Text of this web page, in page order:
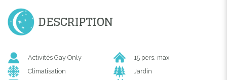
DESCRIPTION
Activités Gay Only
15 pers. max
Climatisation
Jardin